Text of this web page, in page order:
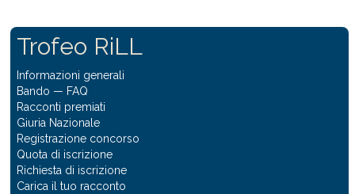
Trofeo RiLL
Informazioni generali
Bando — FAQ
Racconti premiati
Giuria Nazionale
Registrazione concorso
Quota di iscrizione
Richiesta di iscrizione
Carica il tuo racconto